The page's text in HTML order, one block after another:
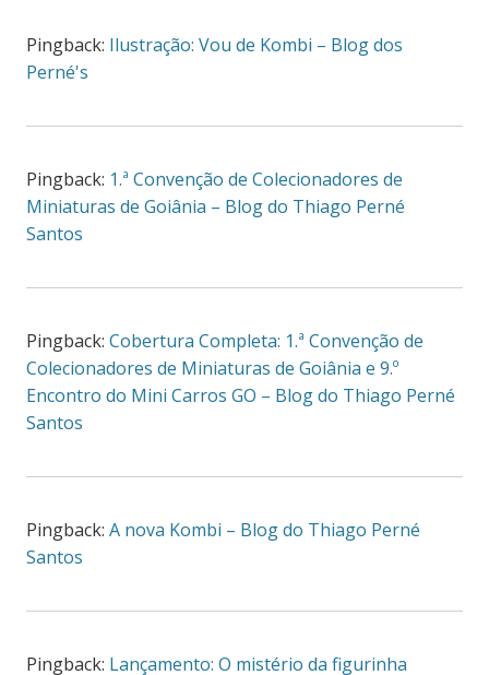
Pingback: Ilustração: Vou de Kombi – Blog dos
Perné's
Pingback: 1.ª Convenção de Colecionadores de
Miniaturas de Goiânia – Blog do Thiago Perné
Santos
Pingback: Cobertura Completa: 1.ª Convenção de
Colecionadores de Miniaturas de Goiânia e 9.º
Encontro do Mini Carros GO – Blog do Thiago Perné
Santos
Pingback: A nova Kombi – Blog do Thiago Perné
Santos
Pingback: Lançamento: O mistério da figurinha